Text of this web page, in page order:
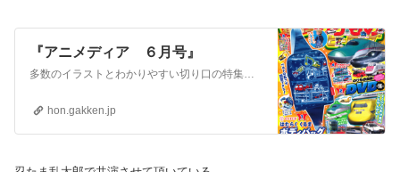
『アニメディア ６月号』
多数のイラストとわかりやすい切り口の特集記事、ポスターなどの付録。そして投稿コーナー「アニメアイ」。最新の情報が絵を見ながら楽しんで読め、付録も飾れて読者ページにも参加できる。見て、読んで、飾って、参加できる、４倍楽しめるアニメ情報誌。
hon.gakken.jp